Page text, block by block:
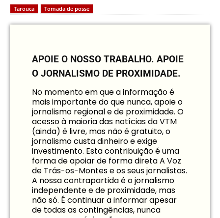
Tarouca
Tomada de posse
APOIE O NOSSO TRABALHO. APOIE
O JORNALISMO DE PROXIMIDADE.
No momento em que a informação é
mais importante do que nunca, apoie o
jornalismo regional e de proximidade. O
acesso à maioria das notícias da VTM
(ainda) é livre, mas não é gratuito, o
jornalismo custa dinheiro e exige
investimento. Esta contribuição é uma
forma de apoiar de forma direta A Voz
de Trás-os-Montes e os seus jornalistas.
A nossa contrapartida é o jornalismo
independente e de proximidade, mas
não só. É continuar a informar apesar
de todas as contingências, nunca